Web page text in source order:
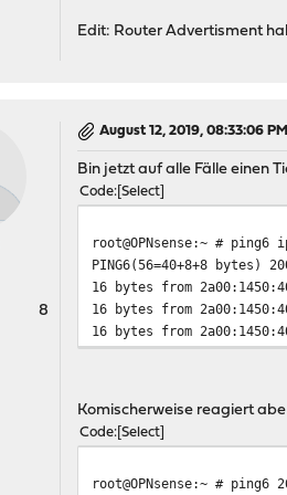
Edit: Router Advertisment
8
August 12, 2019, 08:33:06
Bin jetzt auf alle Fälle einen
Code Select
root@OPNsense:~ # ping6
PING6(56=40+8+8 bytes)
16 bytes from
16 bytes from
16 bytes from
Komischerweise reagiert
Code Select
root@OPNsense:~ # ping6